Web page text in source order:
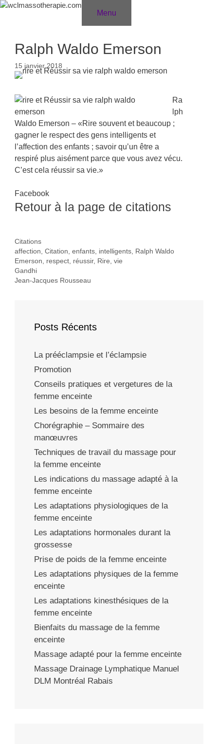
Aller
Menu
Ralph Waldo Emerson
15 janvier 2018
Ra
lph
Waldo Emerson – «Rire souvent et beaucoup ;
gagner le respect des gens intelligents et
l’affection des enfants ; savoir qu’un être a
respiré plus aisément parce que vous avez vécu.
C’est cela réussir sa vie.»
Facebook
Retour à la page de citations
Catégories
Citations
Étiquettes
affection Citation enfants intelligents
Ralph Waldo
Emerson
respect réussir, Rire vie
Gandhi
Jean-Jacques Rousseau
Posts Récents
La prééclampsie et l’éclampsie
Promotion
Conseils pratiques et vergetures de la
femme enceinte
Les besoins de la femme enceinte
Chorégraphie – Sommaire des
manœuvres
Techniques de travail du massage pour
la femme enceinte
Les indications du massage adapté à la
femme enceinte
Les adaptations physiologiques de la
femme enceinte
Les adaptations hormonales durant la
grossesse
Prise de poids de la femme enceinte
Les adaptations physiques de la femme
enceinte
Les adaptations kinesthésiques de la
femme enceinte
Bienfaits du massage de la femme
enceinte
Massage adapté pour la femme enceinte
Massage Drainage Lymphatique Manuel
DLM Montréal Rabais